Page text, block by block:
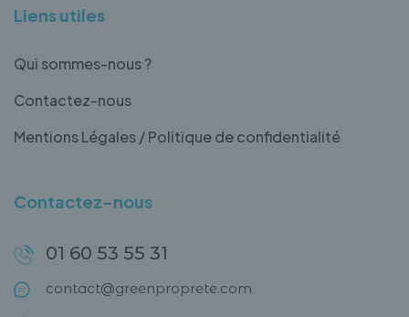
Liens utiles
Qui sommes-nous ?
Contactez-nous
Mentions Légales / Politique de confidentialité
Contactez-nous
01 60 53 55 31
contact@greenproprete.com